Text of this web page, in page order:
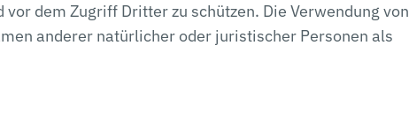
dem Zugriff Dritter zu schützen. Die Verwendung von
anderer natürlicher oder juristischer Personen als